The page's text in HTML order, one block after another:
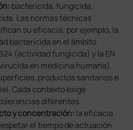
bactericida, fungicida,
Las normas técnicas
su eficacia; por ejemplo, la
bactericida en el ámbito
(actividad fungicida) y la EN
en medicina humana).
productos sanitarios e
Cada contexto exige
diferentes.
y concentración: la eficacia
el tiempo de actuación